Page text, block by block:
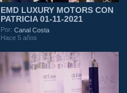
EMD LUXURY MOTORS CON
PATRICIA 01-11-2021
Por:Canal Costa
Hace 5 años